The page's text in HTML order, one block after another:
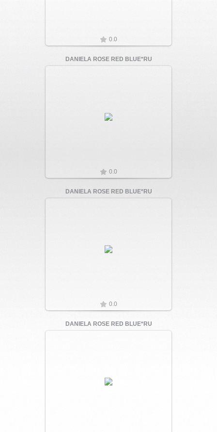
0.0
DANIELA ROSE RED BLUE*RU
Увеличить
0.0
DANIELA ROSE RED BLUE*RU
Увеличить
0.0
DANIELA ROSE RED BLUE*RU
Увеличить